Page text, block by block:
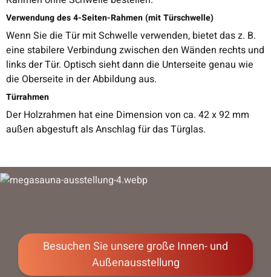
Verwendung des 4-Seiten-Rahmen (mit Türschwelle)
Wenn Sie die Tür mit Schwelle verwenden, bietet das z. B.
eine stabilere Verbindung zwischen den Wänden rechts und
links der Tür. Optisch sieht dann die Unterseite genau wie
die Oberseite in der Abbildung aus.
Türrahmen
Der Holzrahmen hat eine Dimension von ca. 42 x 92 mm
außen abgestuft als Anschlag für das Türglas.
Besuchen Sie unsere große Innen- und
Außenausstellung
Besuchen Sie unsere große Innen- und
Außenausstellung